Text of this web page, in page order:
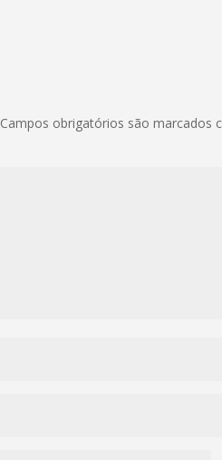
Campos obrigatórios são marcados